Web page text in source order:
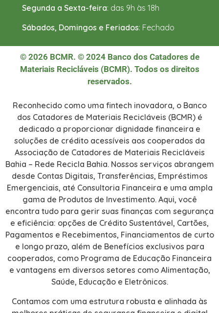
Segunda a Sexta-feira: das 9h às 18h
Sábados, Domingos e Feriados: Fechado
© 2026 BCMR. © 2024 Banco dos Catadores de
Materiais Recicláveis (BCMR). Todos os direitos
reservados.
Reconhecido como uma fintech inovadora, o Banco
dos Catadores de Materiais Recicláveis (BCMR) é
dedicado a proporcionar dignidade financeira e
soluções de crédito acessíveis aos cooperados da
Associação de Catadores de Materiais Recicláveis
Bahia – Rede Recicla Bahia. Nossos serviços abrangem
desde Contas Digitais, Transferências, Empréstimos
Emergenciais, até Consultoria Financeira e uma ampla
gama de Produtos de Investimento. Aqui, você
encontra tudo para gerir suas finanças com segurança
e eficiência: opções de Crédito Sustentável, Cartões,
Pagamentos e Recebimentos, Financiamentos de curto
e longo prazo, além de Benefícios exclusivos para
cooperados, como Programa de Educação Financeira
e vantagens em diversos setores como Alimentação,
Saúde, Educação e Eletrônicos.
Contamos com uma estrutura robusta e alinhada às